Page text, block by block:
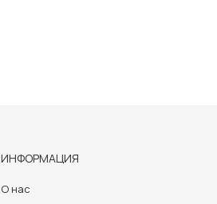
ИНФОРМАЦИЯ
О нас